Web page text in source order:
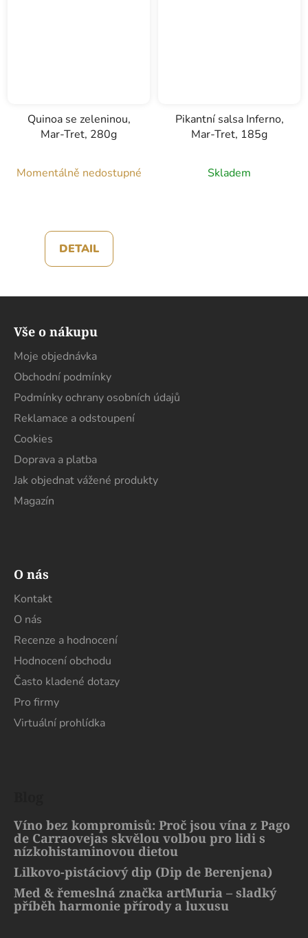
Quinoa se zeleninou,
Mar-Tret, 280g
Momentálně nedostupné
DETAIL
Pikantní salsa Inferno,
Mar-Tret, 185g
Skladem
Vše o nákupu
Moje objednávka
Obchodní podmínky
Podmínky ochrany osobních údajů
Reklamace a odstoupení
Cookies
Doprava a platba
Jak objednat vážené produkty
Magazín
O nás
Kontakt
O nás
Recenze a hodnocení
Hodnocení obchodu
Často kladené dotazy
Pro firmy
Virtuální prohlídka
Víno bez kompromisů: Proč jsou vína z Pago
de Carraovejas skvělou volbou pro lidi s
nízkohistaminovou dietou
Lilkovo-pistáciový dip (Dip de Berenjena)
Med & řemeslná značka artMuria – sladký
příběh harmonie přírody a luxusu